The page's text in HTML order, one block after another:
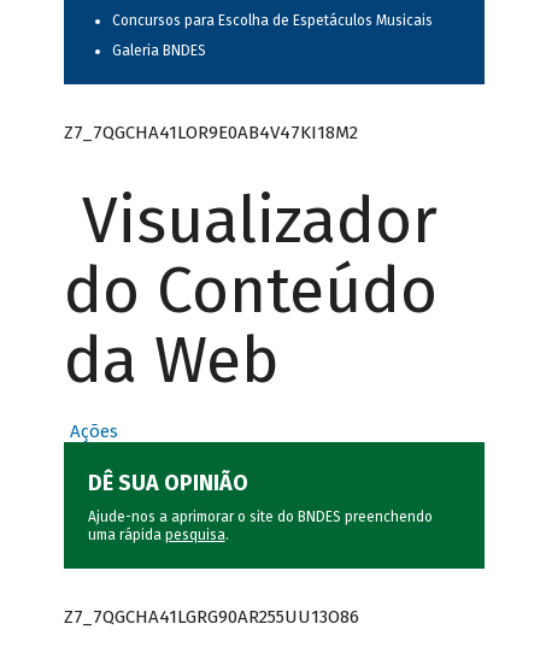
Concursos para Escolha de Espetáculos Musicais
Galeria BNDES
Z7_7QGCHA41LOR9E0AB4V47KI18M2
Visualizador
do Conteúdo
da Web
Ações
DÊ SUA OPINIÃO
Ajude-nos a aprimorar o site do BNDES preenchendo
uma rápida pesquisa.
Z7_7QGCHA41LGRG90AR255UU13O86